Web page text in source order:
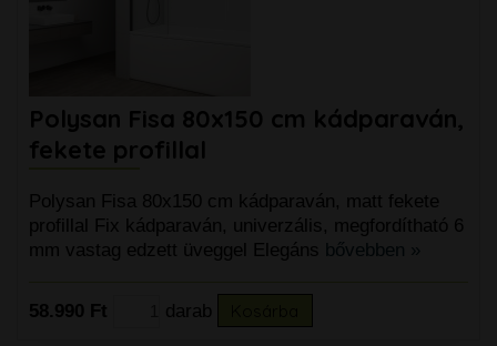
Polysan Fisa 80x150 cm kádparaván,
fekete profillal
Polysan Fisa 80x150 cm kádparaván, matt fekete
profillal Fix kádparaván, univerzális, megfordítható 6
mm vastag edzett üveggel Elegáns
bővebben »
58.990 Ft darab